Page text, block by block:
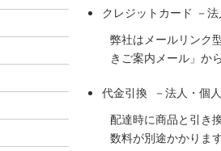
クレジットカード －
弊社はメールリンク
きご案内メール」か
代金引換 －法人・個
配達時に商品と引き
数料が別途かかりま